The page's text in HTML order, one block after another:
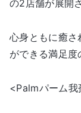
の2店舗が展開
心身ともに癒
ができる満足度
<Palmパーム我